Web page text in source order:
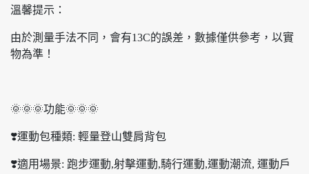
溫馨提示：
由於測量手法不同，會有13C的誤差，數據僅供參考，以實
物為準！
🌞🌞🌞功能🌞🌞🌞
❣️運動包種類: 輕量登山雙肩背包
❣️適用場景: 跑步運動,射擊運動,騎行運動,運動潮流, 運動戶